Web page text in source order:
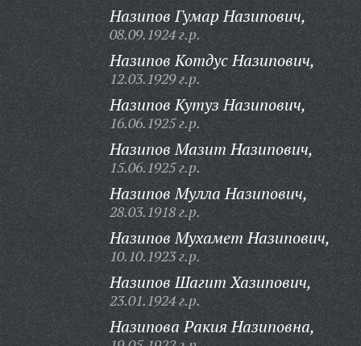
Назипов Гумар Назипович,
08.09.1924 г.р.
Назипов Котдус Назипович,
12.03.1929 г.р.
Назипов Кутуз Назипович,
16.06.1925 г.р.
Назипов Мазит Назипович,
15.06.1925 г.р.
Назипов Мулла Назипович,
28.03.1918 г.р.
Назипов Мухамет Назипович,
10.10.1923 г.р.
Назипов Шагит Хазипович,
23.01.1924 г.р.
Назипова Ракия Назиповна,